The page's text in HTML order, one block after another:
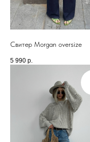
Свитер Morgan oversize
5 990 р.